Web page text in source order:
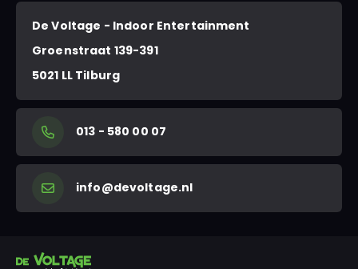
De Voltage - Indoor Entertainment
Groenstraat 139-391
5021 LL Tilburg
013 - 580 00 07
info@devoltage.nl